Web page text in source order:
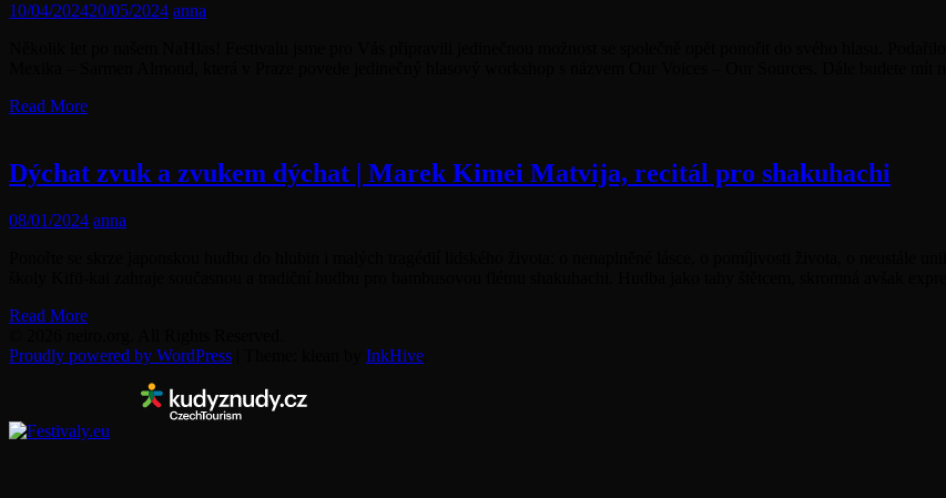
10/04/202420/05/2024 anna
Read More
Dýchat zvuk a zvukem dýchat | Marek Kimei Matvija, recitál pro shakuhachi
08/01/2024 anna
Read More
Proudly powered by WordPress
InkHive